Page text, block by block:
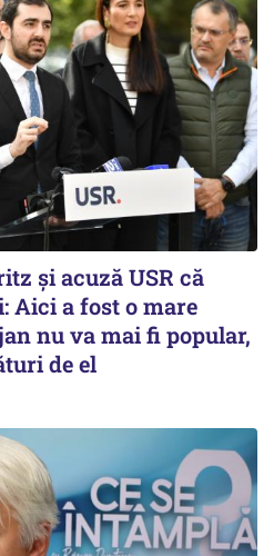
și acuză USR că
Aici a fost o mare
nu va mai fi popular,
de el